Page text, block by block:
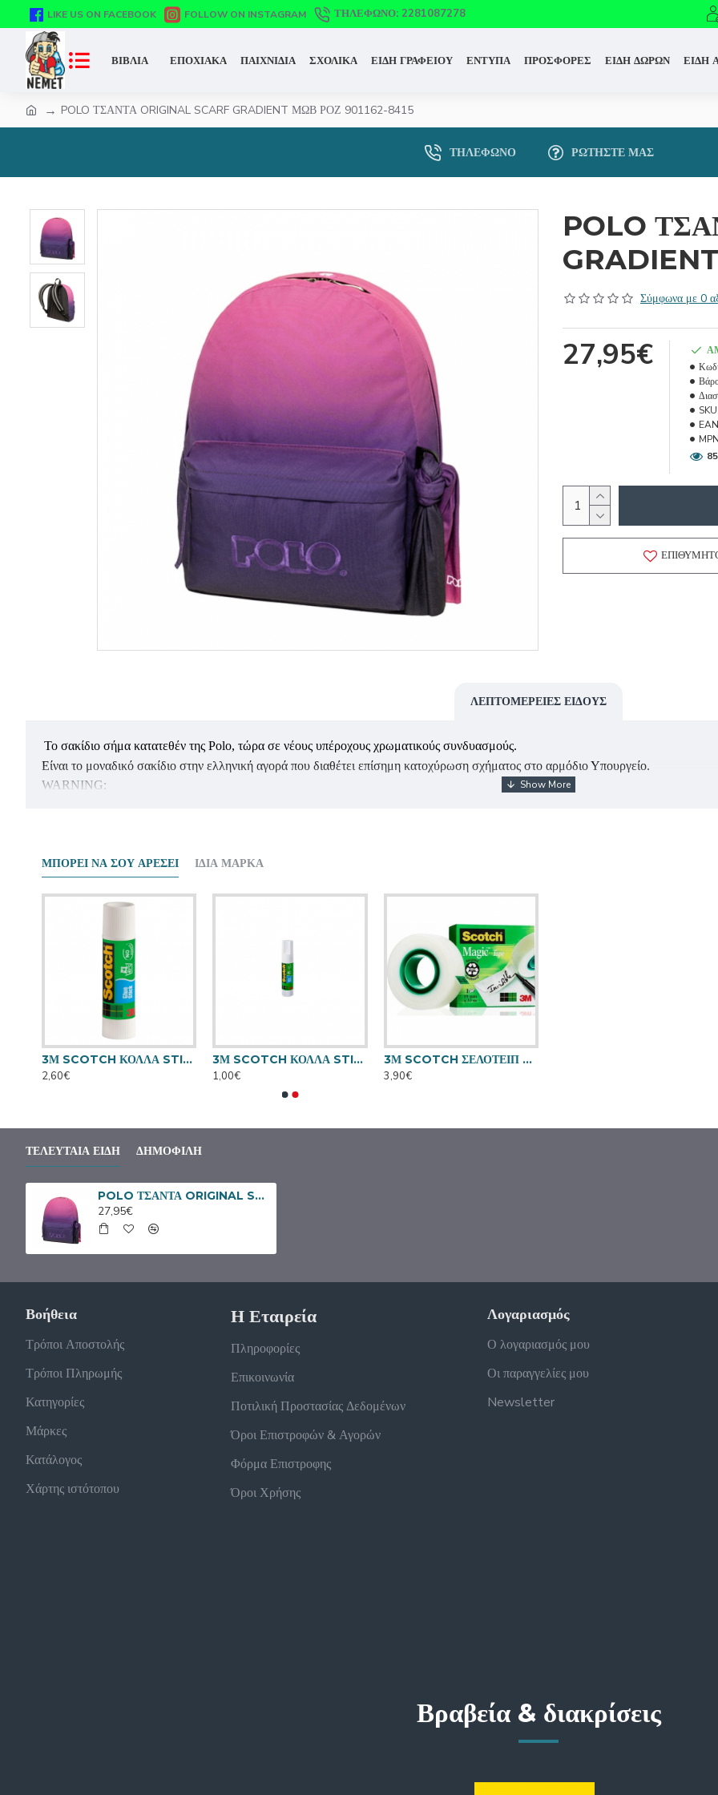
LIKE US ON FACEBOOK FOLLOW ON INSTAGRAM ΤΗΛΈΦΩΝΟ: 2281087278
ΒΙΒΛΙΑ ΕΠΟΧΙΑΚΑ ΠΑΙΧΝΙΔΙΑ ΣΧΟΛΙΚΑ ΕΙΔΗ ΓΡΑΦΕΙΟΥ ΕΝΤΥΠΑ ΠΡΟΣΦΟΡΕΣ ΕΙΔΗ ΔΩΡΩΝ ΕΙΔΗ
POLO ΤΣΑΝΤΑ ORIGINAL SCARF GRADIENT ΜΩΒ ΡΟΖ 901162-8415
ΤΗΛΈΦΩΝΟ ΡΩΤΉΣΤΕ ΜΑΣ
POLO
Σύμφωνα με 0
27,95€
SKU:
ΛΕΠΤΟΜΈΡΕΙΕΣ ΕΊΔΟΥΣ
Το σακίδιο σήμα κατατεθέν της Polo, τώρα σε νέους υπέροχους χρωματικούς συνδυασμούς.
Είναι τo μοναδικό σακίδιο στην ελληνική αγορά που διαθέτει επίσημη κατοχύρωση σχήματος στο αρμόδιο Υπουργείο.
WARNING:
ΜΠΟΡΕΊ ΝΑ ΣΟΥ ΑΡΈΣΕΙ ΊΔΙΑ ΜΆΡΚΑ
3Μ SCOTCH ΚΟΛΛΑ STICK 40 γρ.
2,60€
3Μ SCOTCH ΚΟΛΛΑ STICK 8 γρ.
1,00€
3Μ SCOTCH ΣΕΛΟΤΕΙΠ 810 MAGIC 19Χ33
3,90€
ΤΕΛΕΥΤΑΊΑ ΕΊΔΗ ΔΗΜΟΦΙΛΉ
POLO ΤΣΑΝΤΑ ORIGINAL SCARF GRADIENT ΜΩΒ ΡΟΖ 901162-8415
27,95€
Βοήθεια
Τρόποι Αποστολής
Τρόποι Πληρωμής
Κατηγορίες
Μάρκες
Κατάλογος
Χάρτης ιστότοπου
Η Εταιρεία
Πληροφορίες
Επικοινωνία
Ποτιλική Προστασίας Δεδομένων
Όροι Επιστροφών & Αγορών
Φόρμα Επιστροφης
Όροι Χρήσης
Λογαριασμός
Ο λογαριασμός μου
Οι παραγγελίες μου
Newsletter
Βραβεία & διακρίσεις